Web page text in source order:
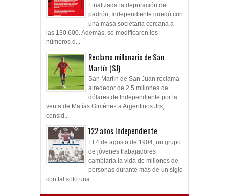
Finalizada la depuración del
padrón, Independiente quedó con
una masa societaria cercana a
las 130.600. Además, se modificaron los
números d...
Reclamo millonario de San
Martín (SJ)
San Martín de San Juan reclama
alrededor de 2.5 millones de
dólares de Independiente por la
venta de Matías Giménez a Argentinos Jrs,
consid...
122 años Independiente
El 4 de agosto de 1904, un grupo
de jóvenes trabajadores
cambiaría la vida de millones de
personas durante más de un siglo
con tal solo una ...